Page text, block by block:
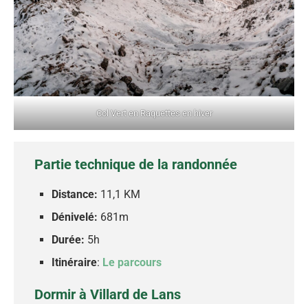
Col Vert en Raquettes en hiver
Partie technique de la randonnée
Distance: 11,1 KM
Dénivelé: 681m
Durée: 5h
Itinéraire: Le parcours
Dormir à Villard de Lans